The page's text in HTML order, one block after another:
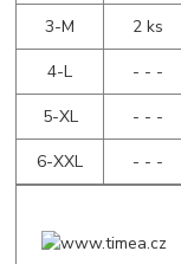
3-M
2 ks
4-L
- - -
5-XL
- - -
6-XXL
- - -